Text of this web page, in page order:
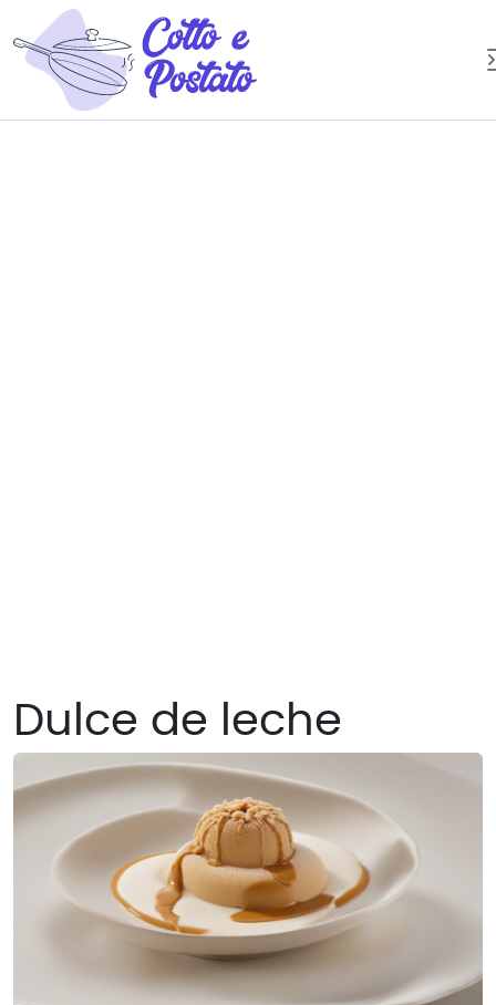
Dulce de leche